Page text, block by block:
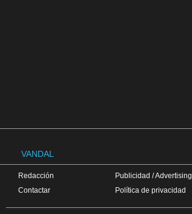
VANDAL
Redacción
Contactar
Publicidad / Advertising
Política de privacidad